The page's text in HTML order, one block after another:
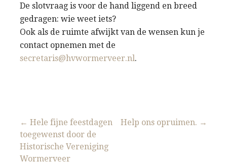
De slotvraag is voor de hand liggend en breed
gedragen: wie weet iets?
Ook als de ruimte afwijkt van de wensen kun je
contact opnemen met de
secretaris@hvwormerveer.nl .
Bericht
navigatie
← Hele fijne feestdagen
toegewenst door de
Historische Vereniging
Wormerveer
Help ons opruimen. →